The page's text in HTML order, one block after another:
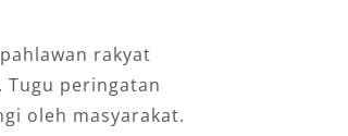
rakyat
peringatan
oleh masyarakat.